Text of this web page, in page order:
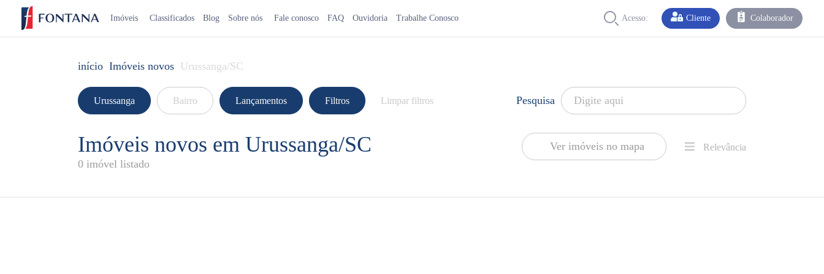
Imóveis Classificados Blog Sobre nós Fale conosco FAQ Ouvidoria Trabalhe Conosco Acesso: Cliente Colaborador
início Imóveis novos Urussanga/SC
Urussanga Bairro Lançamentos Filtros Limpar filtros Pesquisa
Imóveis novos em Urussanga/SC
0 imóvel listado
Ver imóveis no mapa Relevância